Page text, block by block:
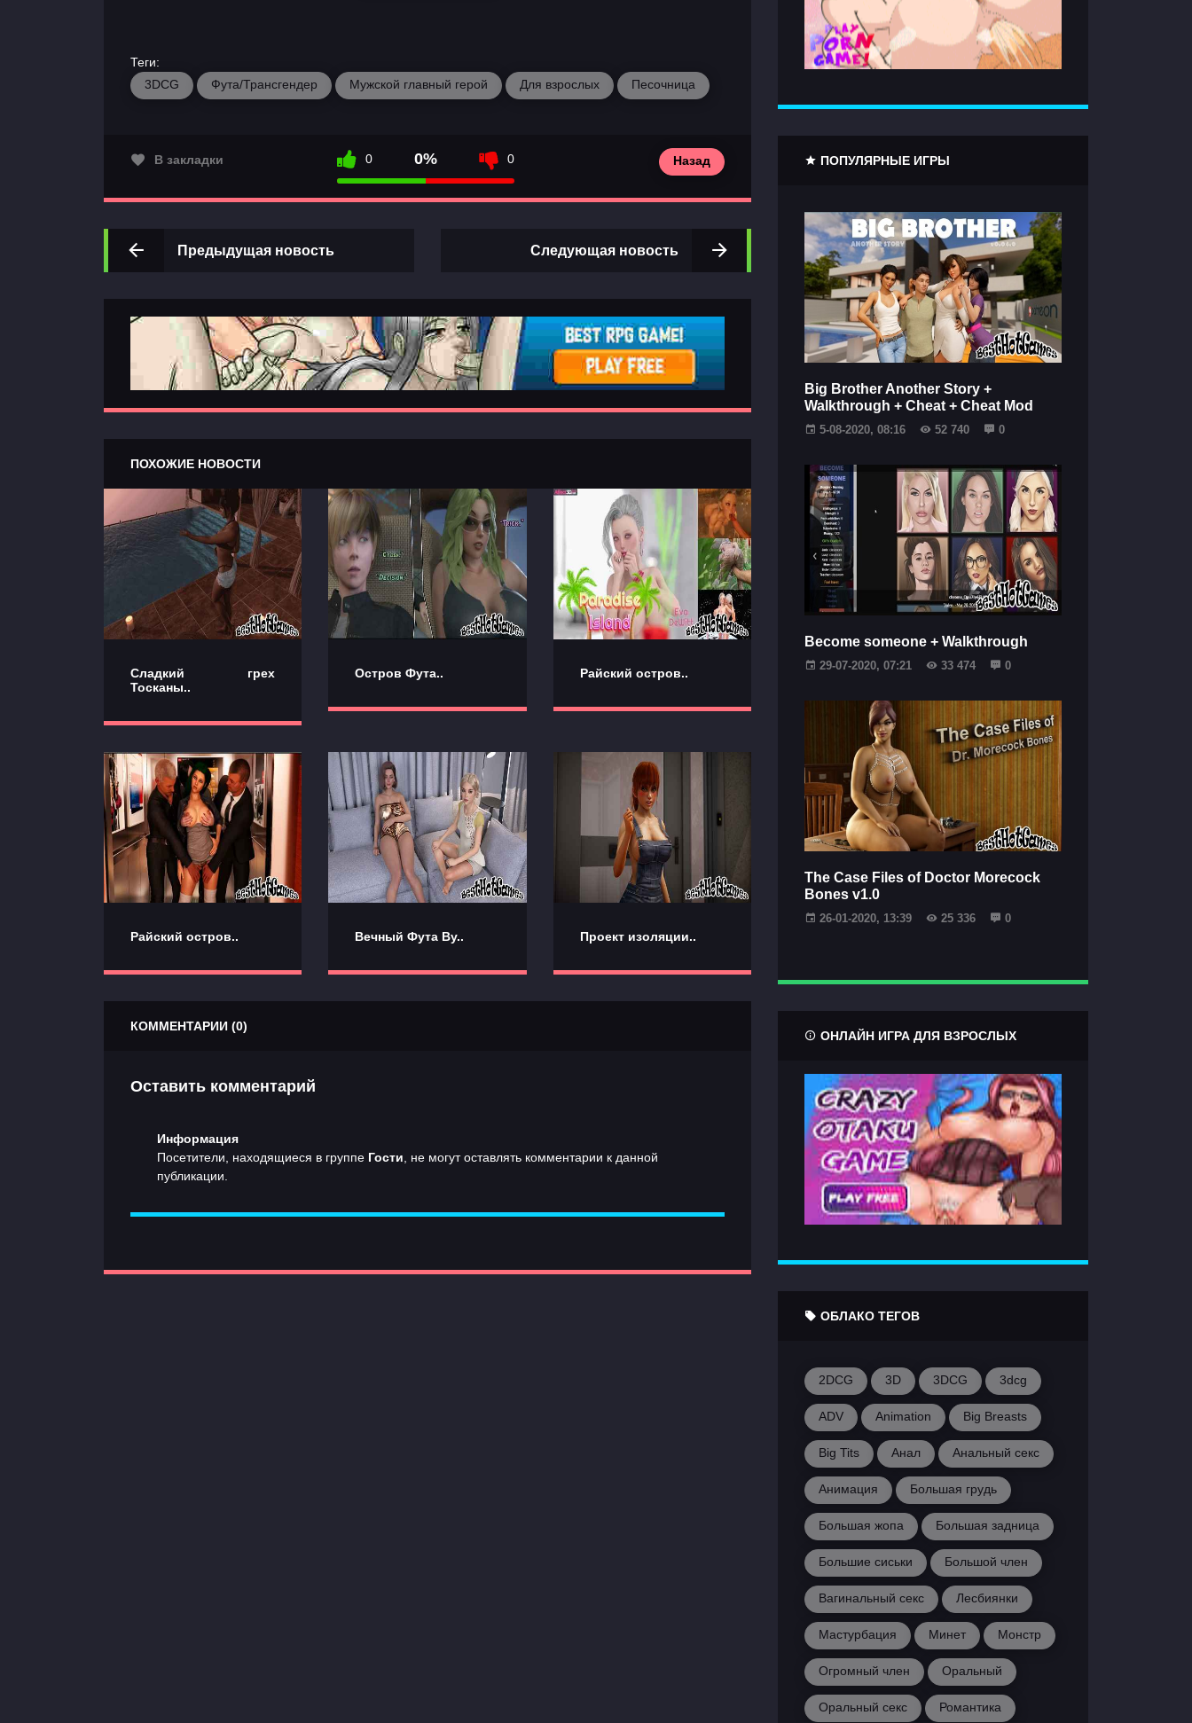
Теги:
3DCG
Фута/Трансгендер Мужской главный герой Для взрослых Песочница
В закладки 0 0% 0 Назад
Предыдущая новость Следующая новость
ПОХОЖИЕ НОВОСТИ
Сладкий грех
Тосканы..
Остров Фута.. Райский остров..
Райский остров.. Вечный Фута Ву.. Проект изоляции..
КОММЕНТАРИИ (0)
Оставить комментарий
Информация
Посетители, находящиеся в группе Гости , не могут оставлять комментарии к данной
публикации.
ПОПУЛЯРНЫЕ ИГРЫ
Big Brother Another Story +
Walkthrough + Cheat + Cheat Mod
5-08-2020, 08:16 52 740 0
Become someone + Walkthrough
29-07-2020, 07:21 33 474 0
The Case Files of Doctor Morecock
Bones v1.0
26-01-2020, 13:39 25 336 0
ОНЛАЙН ИГРА ДЛЯ ВЗРОСЛЫХ
ОБЛАКО ТЕГОВ
2DCG 3D 3DCG 3dcg
ADV Animation Big Breasts
Big Tits Анал Анальный секс
Анимация Большая грудь
Большая жопа Большая задница
Большие сиськи Большой член
Вагинальный секс Лесбиянки
Мастурбация Минет Монстр
Огромный член Оральный
Оральный секс Романтика